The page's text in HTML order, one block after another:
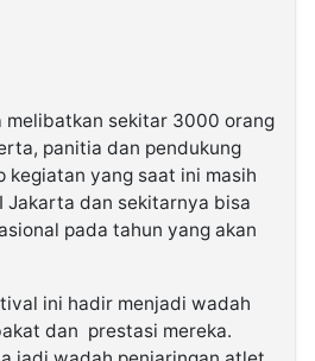
melibatkan sekitar 3000 orang
panitia dan pendukung
kegiatan yang saat ini masih
Jakarta dan sekitarnya bisa
pada tahun yang akan
ini hadir menjadi wadah
dan prestasi mereka.